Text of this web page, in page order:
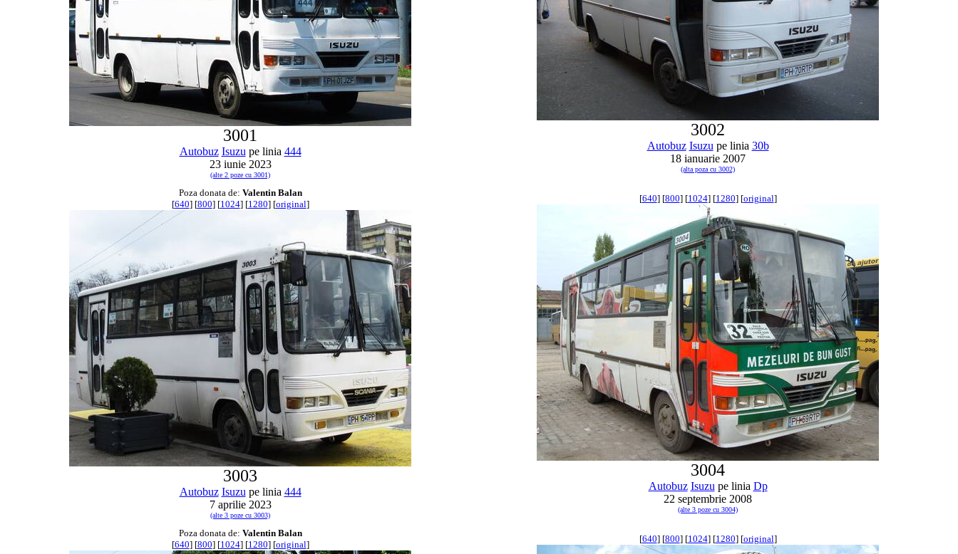
3001
Autobuz Isuzu pe linia 444
23 iunie 2023
(alte 2 poze cu 3001)
3002
Autobuz Isuzu pe linia 30b
18 ianuarie 2007
(alta poza cu 3002)
Poza donata de: Valentin Balan
[640] [800] [1024] [1280] [original]
3003
Autobuz Isuzu pe linia 444
7 aprilie 2023
(alte 3 poze cu 3003)
[640] [800] [1024] [1280] [original]
3004
Autobuz Isuzu pe linia Dp
22 septembrie 2008
(alte 3 poze cu 3004)
Poza donata de: Valentin Balan
[640] [800] [1024] [1280] [original]
[640] [800] [1024] [1280] [original]